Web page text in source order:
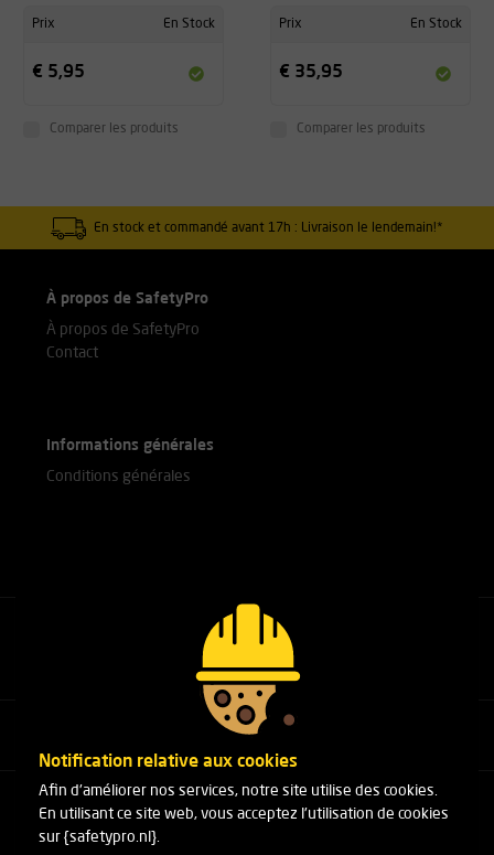
Prix En Stock
€ 5,95
Comparer les produits
Prix En Stock
€ 35,95
Comparer les produits
En stock et commandé avant 17h : Livraison le lendemain!*
À propos de SafetyPro
À propos de SafetyPro
Contact
Informations générales
Conditions générales
Appelez nos experts
+31(0)76 751 25 18
Arduinstraat 20
4827 HK Breda
Téléphone: +31(0)76 751 25 18
Notification relative aux cookies
Afin d'améliorer nos services, notre site utilise des cookies.
En utilisant ce site web, vous acceptez l'utilisation de cookies
sur {safetypro.nl}.